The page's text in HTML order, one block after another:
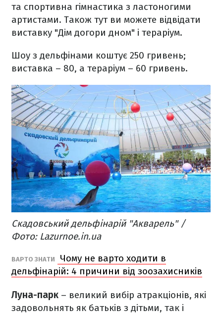
та спортивна гімнастика з ластоногими
артистами. Також тут ви можете відвідати
виставку "Дім догори дном" і тераріум.
Шоу з дельфінами коштує 250 гривень;
виставка – 80, а тераріум – 60 гривень.
Скадовський дельфінарій "Акварель" /
Фото: Lazurnoe.in.ua
ВАРТО ЗНАТИ
Чому не варто ходити в
дельфінарій: 4 причини від зоозахисників
Луна-парк – великий вибір атракціонів, які
задовольнять як батьків з дітьми, так і